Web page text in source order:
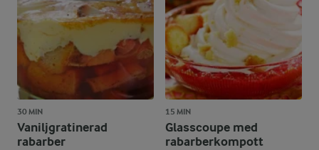
30 MIN
Vaniljgratinerad
rabarber
15 MIN
Glasscoupe med
rabarberkompott